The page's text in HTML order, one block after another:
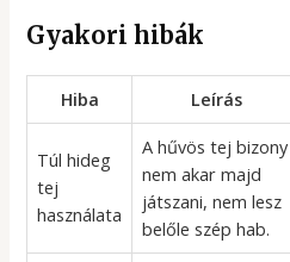
Gyakori hibák
Hiba Leírás
Túl hideg
tej
használata
A hűvös tej bizony
nem akar majd
játszani, nem lesz
belőle szép hab.